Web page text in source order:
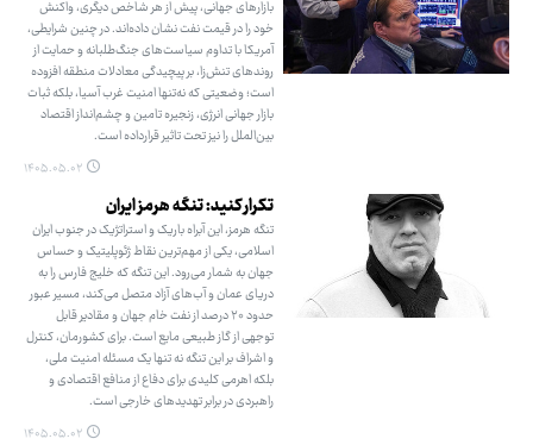
بازارهای جهانی، پیش از هر شاخص دیگری، واکنش
خود را در قیمت نفت نشان داده‌اند. در چنین شرایطی،
آمریکا با تداوم سیاست‌های جنگ‌طلبانه و حمایت از
روندهای تنش‌زا، بر پیچیدگی معادلات منطقه افزوده
است؛ وضعیتی که نه‌تنها امنیت غرب آسیا، بلکه ثبات
بازار جهانی انرژی، زنجیره تامین و چشم‌انداز اقتصاد
بین‌الملل را نیز تحت تاثیر قرارداده است.
۱۴۰۵.۰۵.۰۲
تکرار کنید: تنگه هرمز ایران
تنگه هرمز، این آبراه باریک و استراتژیک در جنوب ایران
اسلامی، یکی از مهم‌ترین نقاط ژئوپلیتیک و حساس
جهان به شمار می‌رود. این تنگه که خلیج فارس را به
دریای عمان و آب‌های آزاد متصل می‌کند، مسیر عبور
حدود ۲۰ درصد از نفت خام جهان و مقادیر قابل
توجهی از گاز طبیعی مایع است. برای کشورمان، کنترل
و اشراف بر این تنگه نه تنها یک مسئله امنیت ملی،
بلکه اهرمی کلیدی برای دفاع از منافع اقتصادی و
راهبردی در برابر تهدیدهای خارجی است.
۱۴۰۵.۰۵.۰۲